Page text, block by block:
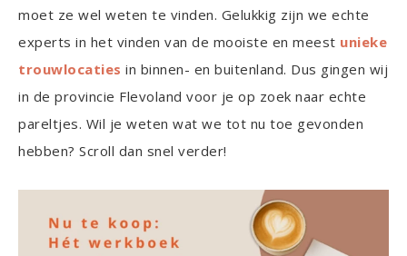
moet ze wel weten te vinden. Gelukkig zijn we echte
experts in het vinden van de mooiste en meest unieke
trouwlocaties in binnen- en buitenland. Dus gingen wij
in de provincie Flevoland voor je op zoek naar echte
pareltjes. Wil je weten wat we tot nu toe gevonden
hebben? Scroll dan snel verder!